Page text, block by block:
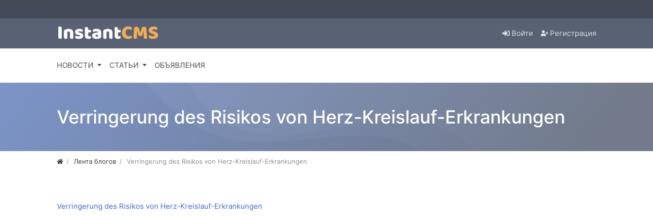
Войти Регистрация
НОВОСТИ СТАТЬИ ОБЪЯВЛЕНИЯ
Verringerung des Risikos von Herz-Kreislauf-Erkrankungen
Лента блогов Verringerung des Risikos von Herz-Kreislauf-Erkrankungen
Verringerung des Risikos von Herz-Kreislauf-Erkrankungen